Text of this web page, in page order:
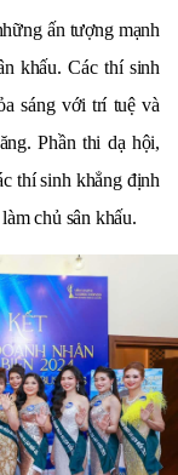
ấn tượng mạnh
khấu. Các thí sinh
sáng với trí tuệ và
Phần thi dạ hội,
thí sinh khẳng định
chủ sân khấu.